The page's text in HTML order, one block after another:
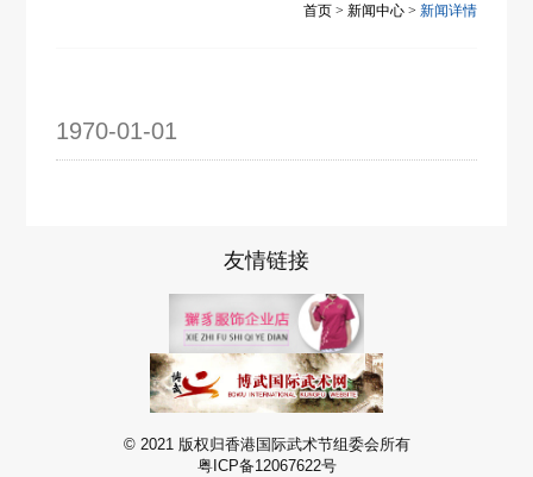
演讲与书画
首页 > 新闻中心 > 新闻详情
1970-01-01
友情链接
© 2021 版权归香港国际武术节组委会所有
粤ICP备12067622号